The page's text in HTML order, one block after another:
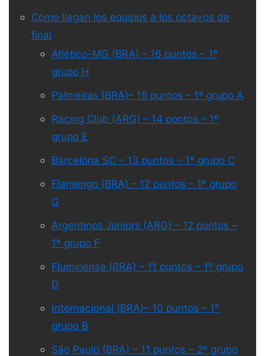
Cómo llegan los equipos a los octavos de
final
Atlético-MG (BRA) – 16 puntos – 1º
grupo H
Palmeiras (BRA)– 15 puntos – 1º grupo A
Racing Club (ARG) – 14 pontos – 1º
grupo E
Barcelona SC – 13 puntos – 1º grupo C
Flamengo (BRA) – 12 puntos – 1º grupo
G
Argentinos Juniors (ARG) – 12 puntos –
1º grupo F
Fluminense (BRA) – 11 puntos – 1º grupo
D
Internacional (BRA)– 10 puntos – 1º
grupo B
São Paulo (BRA) – 11 puntos – 2º grupo